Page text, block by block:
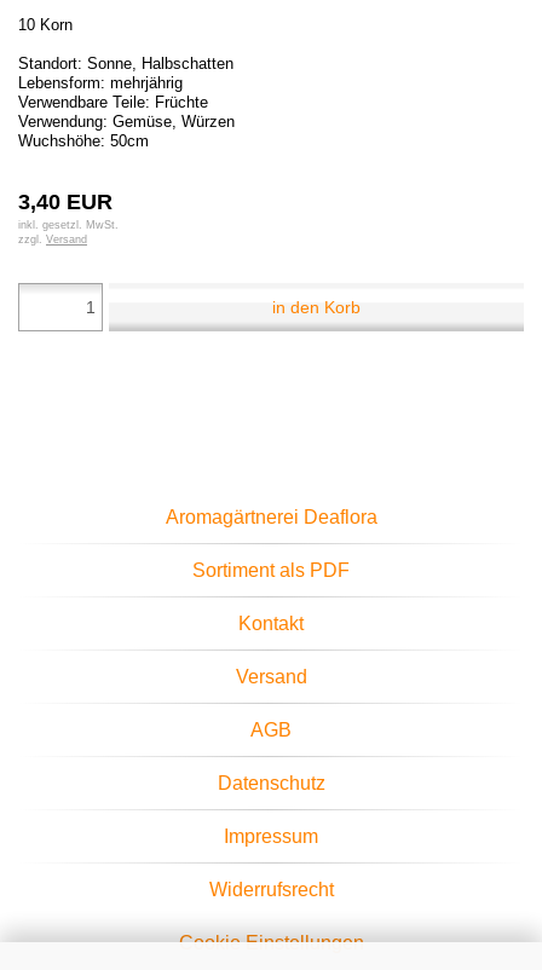
10 Korn
Standort: Sonne, Halbschatten
Lebensform: mehrjährig
Verwendbare Teile: Früchte
Verwendung: Gemüse, Würzen
Wuchshöhe: 50cm
3,40 EUR
inkl. gesetzl. MwSt.
zzgl. Versand
in den Korb
Aromagärtnerei Deaflora
Sortiment als PDF
Kontakt
Versand
AGB
Datenschutz
Impressum
Widerrufsrecht
Cookie Einstellungen